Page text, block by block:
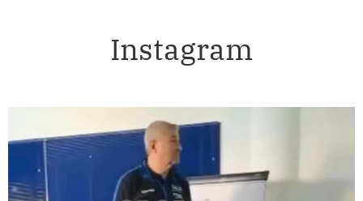
Instagram